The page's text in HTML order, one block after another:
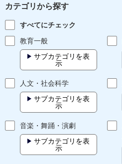
カテゴリから探す
すべてにチェック
教育一般
サブカテゴリを表
示
人文・社会科学
サブカテゴリを表
示
音楽・舞踊・演劇
サブカテゴリを表
示